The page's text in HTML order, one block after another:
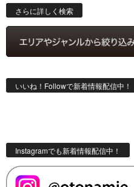
さらに詳しく検索
いいね！Followで新着情報配信中！
Instagramでも新着情報配信中！